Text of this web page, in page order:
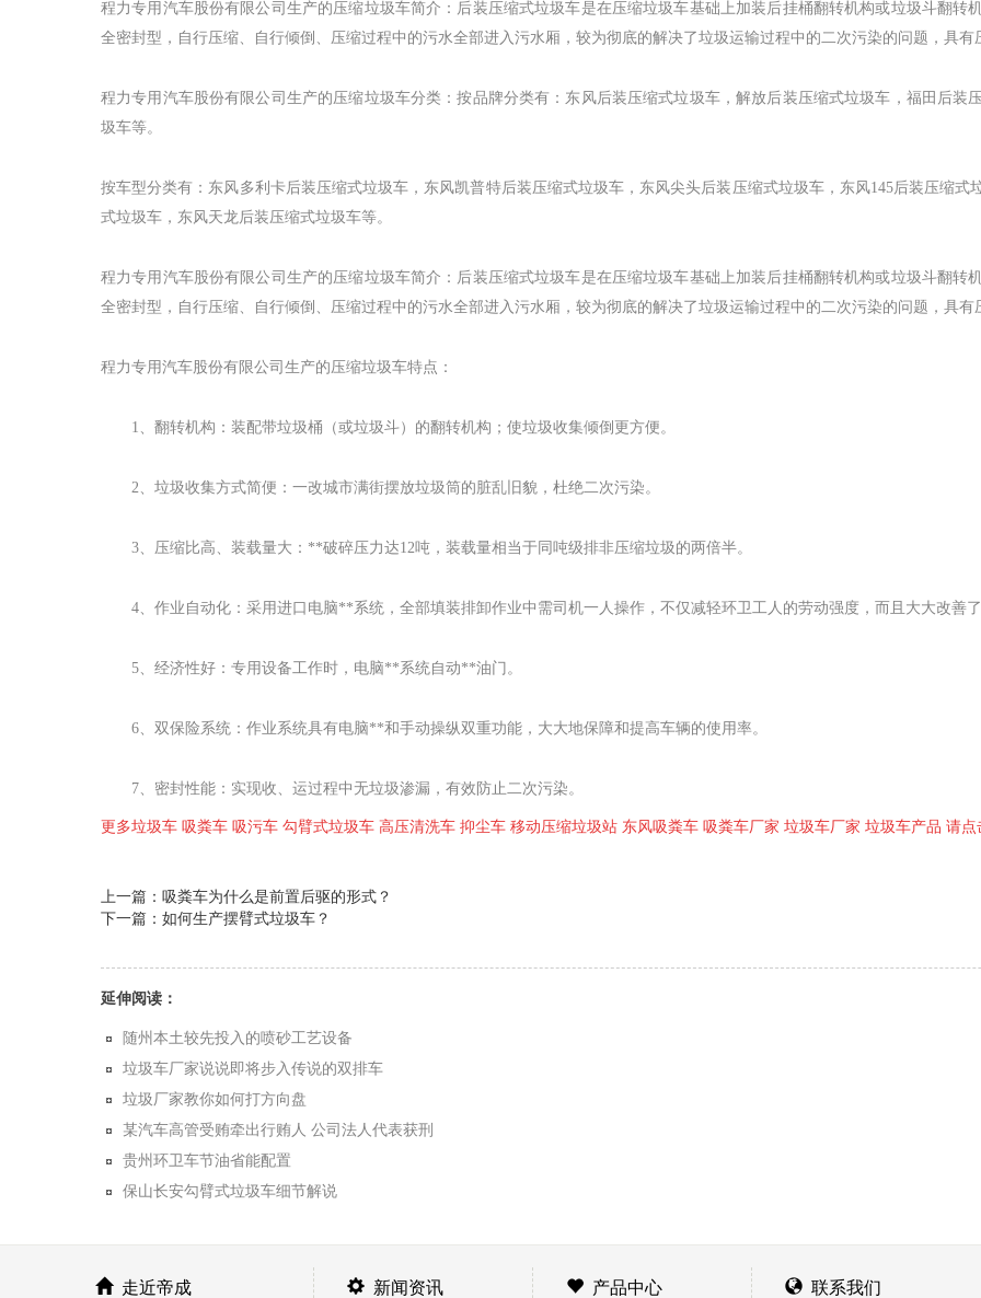
程力专用汽车股份有限公司生产的压缩垃圾车简介：后装压缩式垃圾车是在压缩垃圾车基础上加装后挂桶翻转机构或垃圾斗翻转
全密封型，自行压缩、自行倾倒、压缩过程中的污水全部进入污水厢，较为彻底的解决了垃圾运输过程中的二次污染的问题，具有
程力专用汽车股份有限公司生产的压缩垃圾车分类：按品牌分类有：东风后装压缩式垃圾车，解放后装压缩式垃圾车，福田后装
圾车等。
按车型分类有：东风多利卡后装压缩式垃圾车，东风凯普特后装压缩式垃圾车，东风尖头后装压缩式垃圾车，东风145后装压缩式
式垃圾车，东风天龙后装压缩式垃圾车等。
程力专用汽车股份有限公司生产的压缩垃圾车简介：后装压缩式垃圾车是在压缩垃圾车基础上加装后挂桶翻转机构或垃圾斗翻转
全密封型，自行压缩、自行倾倒、压缩过程中的污水全部进入污水厢，较为彻底的解决了垃圾运输过程中的二次污染的问题，具有
程力专用汽车股份有限公司生产的压缩垃圾车特点：
1 、翻转机构：装配带垃圾桶（或垃圾斗）的翻转机构；使垃圾收集倾倒更方便。
2、垃圾收集方式简便：一改城市满街摆放垃圾筒的脏乱旧貌，杜绝二次污染。
3、压缩比高、装载量大：**破碎压力达12吨，装载量相当于同吨级排非压缩垃圾的两倍半。
4、作业自动化：采用进口电脑**系统，全部填装排卸作业中需司机一人操作，不仅减轻环卫工人的劳动强度，而且大大改善了
5、经济性好：专用设备工作时，电脑**系统自动**油门。
6、双保险系统：作业系统具有电脑**和手动操纵双重功能，大大地保障和提高车辆的使用率。
7、密封性能：实现收、运过程中无垃圾渗漏，有效防止二次污染。
更多垃圾车 吸粪车 吸污车 勾臂式垃圾车 高压清洗车 抑尘车 移动压缩垃圾站 东风吸粪车 吸粪车厂家 垃圾车厂家 垃圾车产品 请点
上一篇：吸粪车为什么是前置后驱的形式？
下一篇：如何生产摆臂式垃圾车？
延伸阅读：
随州本土较先投入的喷砂工艺设备
垃圾车厂家说说即将步入传说的双排车
垃圾厂家教你如何打方向盘
某汽车高管受贿牵出行贿人 公司法人代表获刑
贵州环卫车节油省能配置
保山长安勾臂式垃圾车细节解说
走近帝成 新闻资讯 产品中心 联系我们